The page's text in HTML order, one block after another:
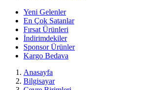
Yeni Gelenler
En Çok Satanlar
Fırsat Ürünleri
İndirimdekiler
Sponsor Ürünler
Kargo Bedava
Anasayfa
Bilgisayar